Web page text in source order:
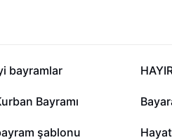
1,7 B
bayramlar 1,5 B
864 Bayramı 791
317 şablonu 215